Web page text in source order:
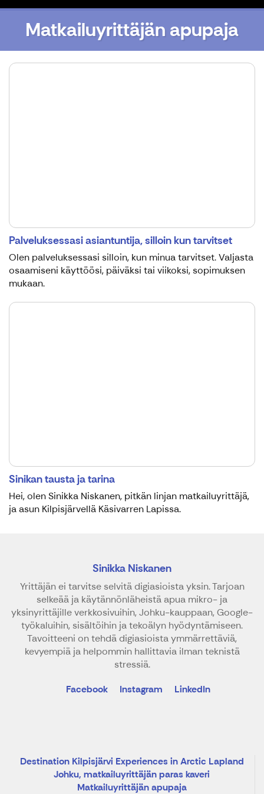
Matkailuyrittäjän apupaja
Palveluksessasi asiantuntija, silloin kun tarvitset
Olen palveluksessasi silloin, kun minua tarvitset. Valjasta
osaamiseni käyttöösi, päiväksi tai viikoksi, sopimuksen
mukaan.
Sinikan tausta ja tarina
Hei, olen Sinikka Niskanen, pitkän linjan matkailuyrittäjä,
ja asun Kilpisjärvellä Käsivarren Lapissa.
Sinikka Niskanen
Yrittäjän ei tarvitse selvitä digiasioista yksin. Tarjoan
selkeää ja käytännönläheistä apua mikro- ja
yksinyrittäjille verkkosivuihin, Johku-kauppaan, Google-
työkaluihin, sisältöihin ja tekoälyn hyödyntämiseen.
Tavoitteeni on tehdä digiasioista ymmärrettäviä,
kevyempiä ja helpommin hallittavia ilman teknistä
stressiä.
Facebook
Instagram LinkedIn
Destination Kilpisjärvi Experiences in Arctic Lapland
Johku, matkailuyrittäjän paras kaveri
Matkailuyrittäjän apupaja